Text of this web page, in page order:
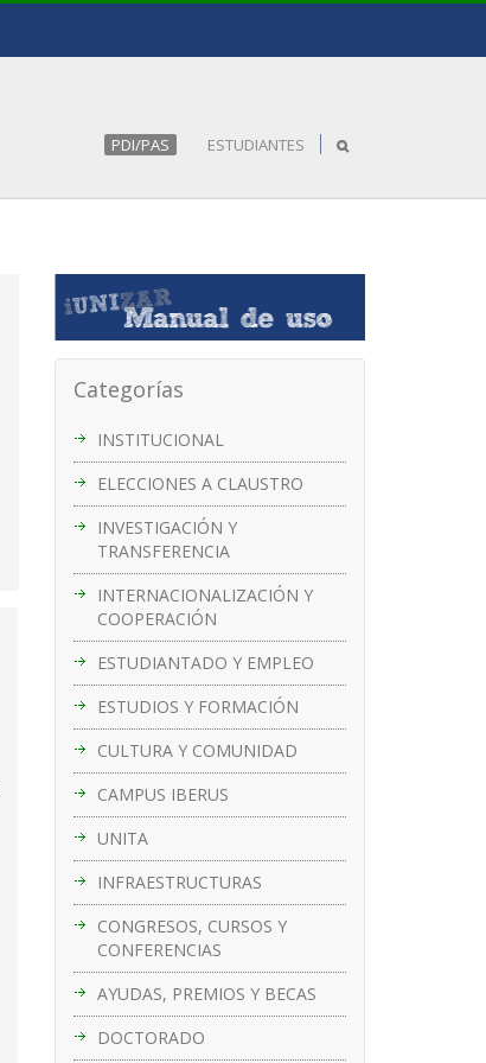
PDI/PAS ESTUDIANTES
Categorías
INSTITUCIONAL
ELECCIONES A CLAUSTRO
INVESTIGACIÓN Y
TRANSFERENCIA
INTERNACIONALIZACIÓN Y
COOPERACIÓN
ESTUDIANTADO Y EMPLEO
ESTUDIOS Y FORMACIÓN
CULTURA Y COMUNIDAD
CAMPUS IBERUS
UNITA
INFRAESTRUCTURAS
CONGRESOS, CURSOS Y
CONFERENCIAS
AYUDAS, PREMIOS Y BECAS
DOCTORADO